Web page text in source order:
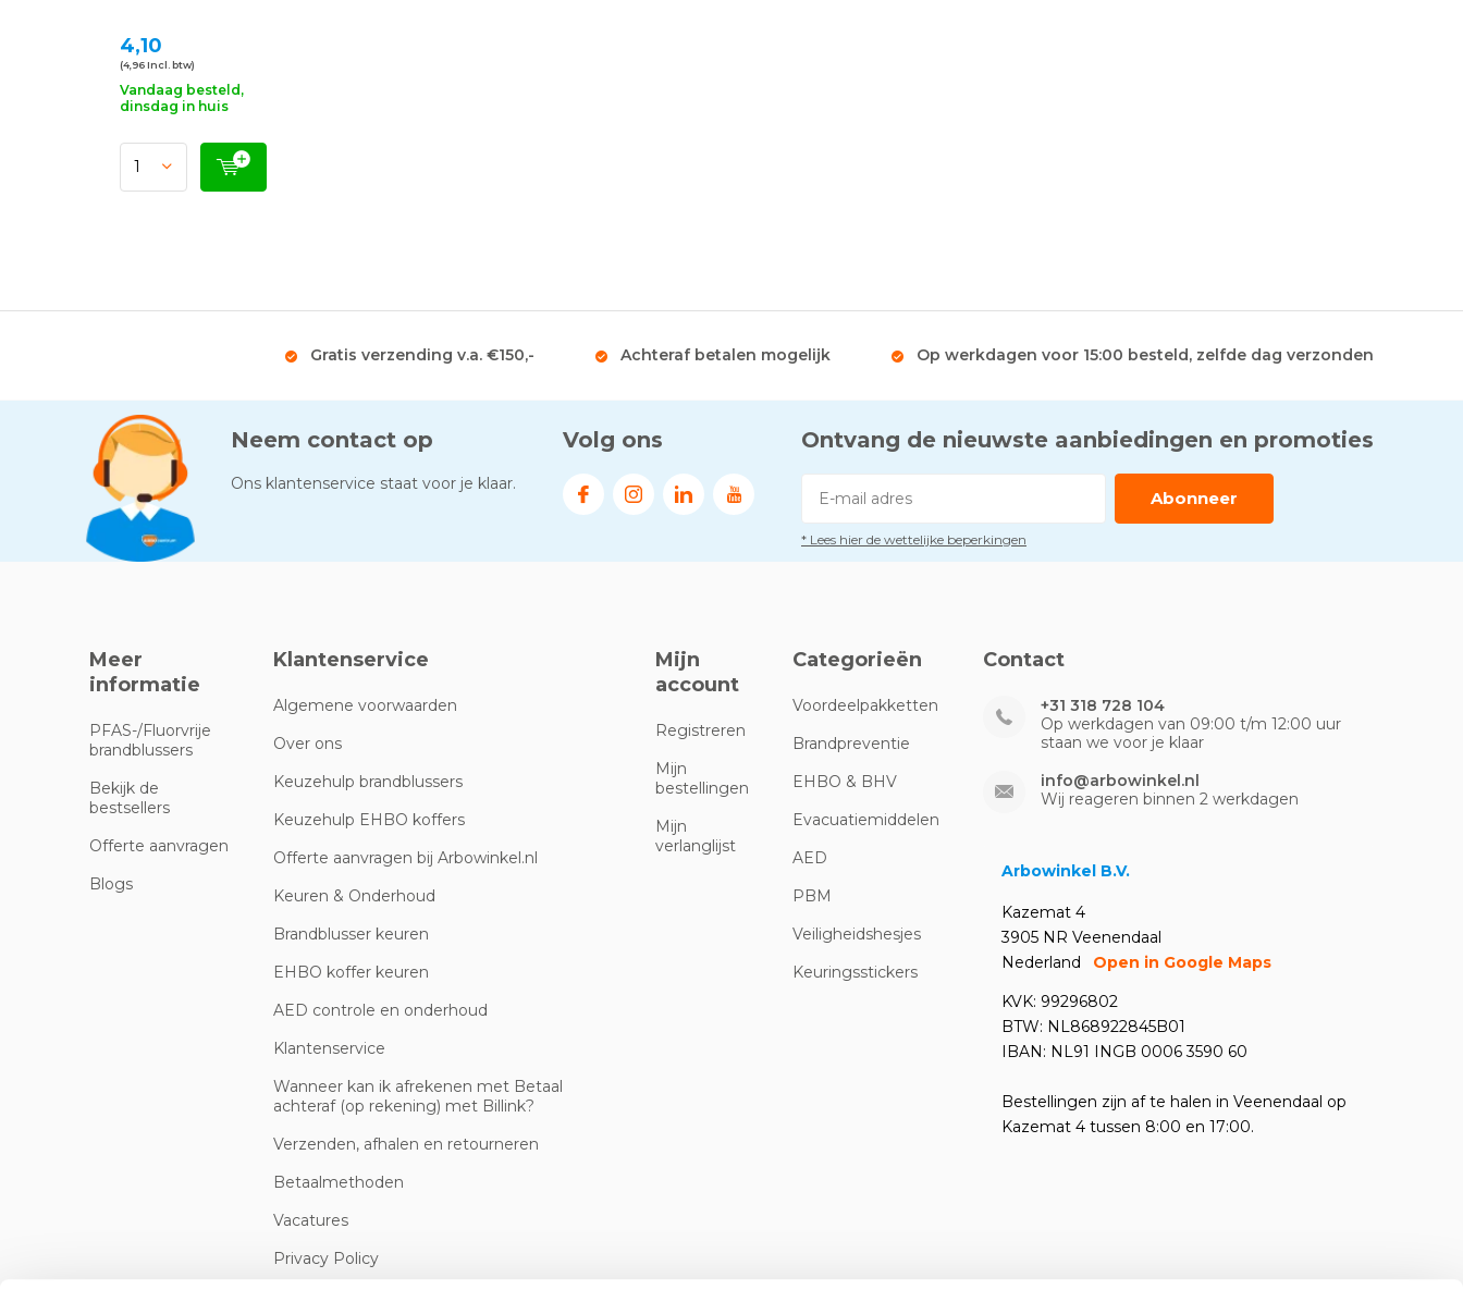
4,10
(4,96 Incl. btw)
Vandaag besteld,
dinsdag in huis
Gratis verzending v.a. €150,- Achteraf betalen mogelijk Op werkdagen voor 15:00 besteld, zelfde dag verzonden
Neem contact op
Ons klantenservice staat voor je klaar.
Volg ons Ontvang de nieuwste aanbiedingen en promoties
Abonneer
* Lees hier de wettelijke beperkingen
Meer
informatie
PFAS-/Fluorvrije
brandblussers
Bekijk de
bestsellers
Offerte aanvragen
Blogs
Klantenservice
Algemene voorwaarden
Over ons
Keuzehulp brandblussers
Keuzehulp EHBO koffers
Offerte aanvragen bij Arbowinkel.nl
Keuren & Onderhoud
Brandblusser keuren
EHBO koffer keuren
AED controle en onderhoud
Klantenservice
Wanneer kan ik afrekenen met Betaal
achteraf (op rekening) met Billink?
Verzenden, afhalen en retourneren
Betaalmethoden
Vacatures
Privacy Policy
Mijn
account
Registreren
Mijn
bestellingen
Mijn
verlanglijst
Categorieën
Voordeelpakketten
Brandpreventie
EHBO & BHV
Evacuatiemiddelen
AED
PBM
Veiligheidshesjes
Keuringsstickers
Contact
+31 318 728 104
Op werkdagen van 09:00 t/m 12:00 uur
staan we voor je klaar
info@arbowinkel.nl
Wij reageren binnen 2 werkdagen
Arbowinkel B.V.
Kazemat 4
3905 NR Veenendaal
Nederland
Open in Google Maps
KVK: 99296802
BTW: NL868922845B01
IBAN: NL91 INGB 0006 3590 60
Bestellingen zijn af te halen in Veenendaal op
Kazemat 4 tussen 8:00 en 17:00.